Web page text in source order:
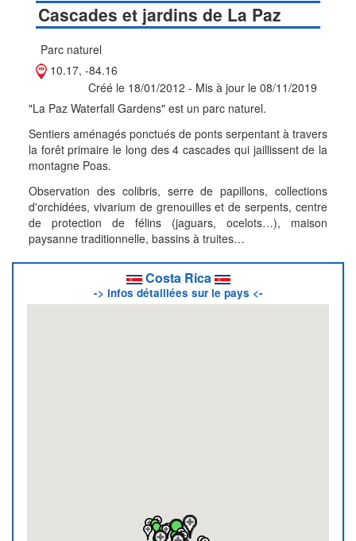
Cascades et jardins de La Paz
Parc naturel
10.17, -84.16
Créé le 18/01/2012 - Mis à jour le 08/11/2019
"La Paz Waterfall Gardens" est un parc naturel.
Sentiers aménagés ponctués de ponts serpentant à travers
la forêt primaire le long des 4 cascades qui jaillissent de la
montagne Poas.
Observation des colibris, serre de papillons, collections
d'orchidées, vivarium de grenouilles et de serpents, centre
de protection de félins (jaguars, ocelots…), maison
paysanne traditionnelle, bassins à truites…
Costa Rica
-> infos détaillées sur le pays <-